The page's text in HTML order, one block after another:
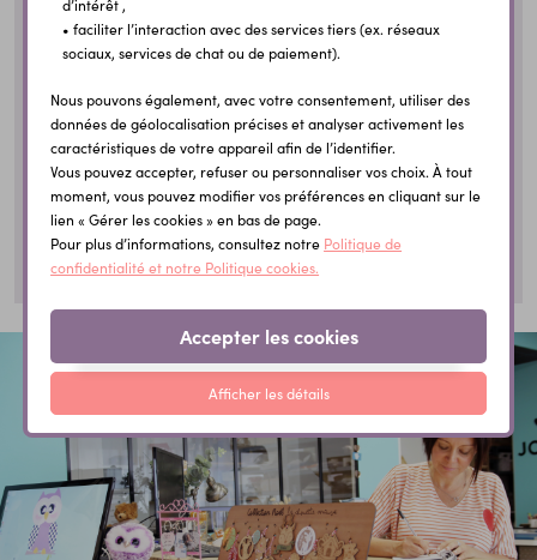
aluminium qui est résistante aux UV et peut
donc venirorner une tombepar exemple sans
Chacune de ces créations a été pensée pour
célébrer la mémoire de votre enfant avec
tendresse et l'émotion.
d’intérêt ,
• faciliter l’interaction avec des services tiers (ex. réseaux
sociaux, services de chat ou de paiement).
Nous pouvons également, avec votre consentement, utiliser des
données de géolocalisation précises et analyser activement les
caractéristiques de votre appareil afin de l’identifier.
Vous pouvez accepter, refuser ou personnaliser vos choix. À tout
moment, vous pouvez modifier vos préférences en cliquant sur le
lien « Gérer les cookies » en bas de page.
Pour plus d’informations, consultez notre Politique de
confidentialité et notre Politique cookies.
Accepter les cookies
Afficher les détails